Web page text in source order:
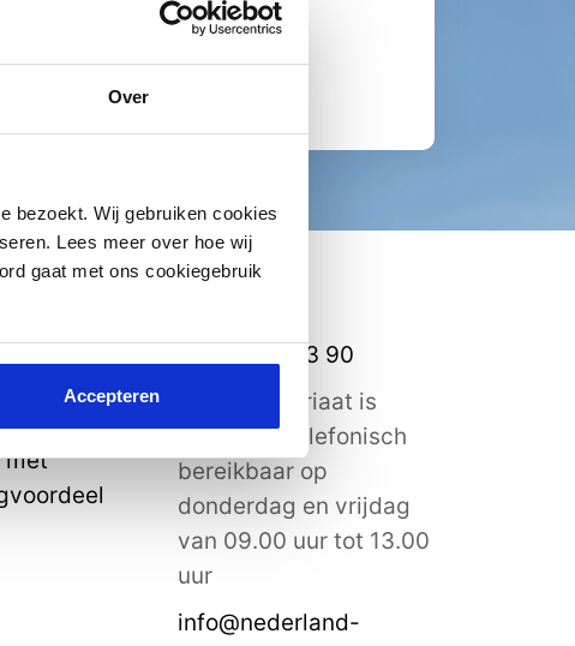
Over
bezoekt. Wij gebruiken cookies
Lees meer over hoe wij
gaat met ons cookiegebruik
Accepteren
van leven krijgen.
met
0182 – 58 53 90
Het secretariaat is
(meestal) telefonisch
bereikbaar op
donderdag en vrijdag
van 09.00 uur tot 13.00
uur
info@nederland-